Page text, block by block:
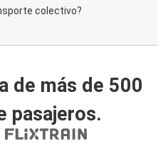
colectivo?
de más de 500
pasajeros.